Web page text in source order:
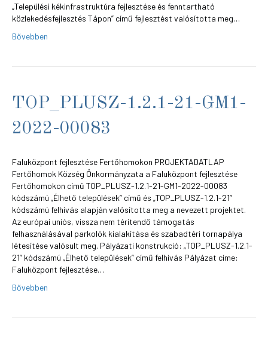
„Települési kékinfrastruktúra fejlesztése és fenntartható
közlekedésfejlesztés Tápon” című fejlesztést valósította meg…
Bővebben
TOP_PLUSZ-1.2.1-21-GM1-
2022-00083
Faluközpont fejlesztése Fertőhomokon PROJEKTADATLAP
Fertőhomok Község Önkormányzata a Faluközpont fejlesztése
Fertőhomokon című TOP_PLUSZ-1.2.1-21-GM1-2022-00083
kódszámú „Élhető települések” című és „TOP_PLUSZ-1.2.1-21”
kódszámú felhívás alapján valósította meg a nevezett projektet.
Az európai uniós, vissza nem térítendő támogatás
felhasználásával parkolók kialakítása és szabadtéri tornapálya
létesítése valósult meg. Pályázati konstrukció: „TOP_PLUSZ-1.2.1-
21” kódszámú „Élhető települések” című felhívás Pályázat címe:
Faluközpont fejlesztése…
Bővebben